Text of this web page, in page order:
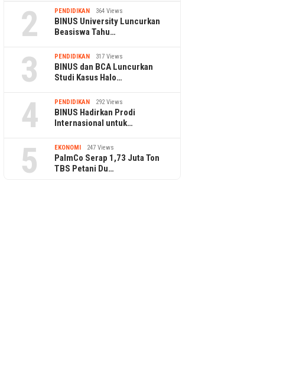
2 PENDIDIKAN 364 Views
BINUS University Luncurkan
Beasiswa Tahu…
3 PENDIDIKAN 317 Views
BINUS dan BCA Luncurkan
Studi Kasus Halo…
4 PENDIDIKAN 292 Views
BINUS Hadirkan Prodi
Internasional untuk…
5 EKONOMI 247 Views
PalmCo Serap 1,73 Juta Ton
TBS Petani Du…